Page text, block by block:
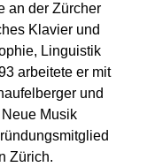
an der Zürcher
Klavier und
Linguistik
arbeitete er mit
und
Musik
Zürich.